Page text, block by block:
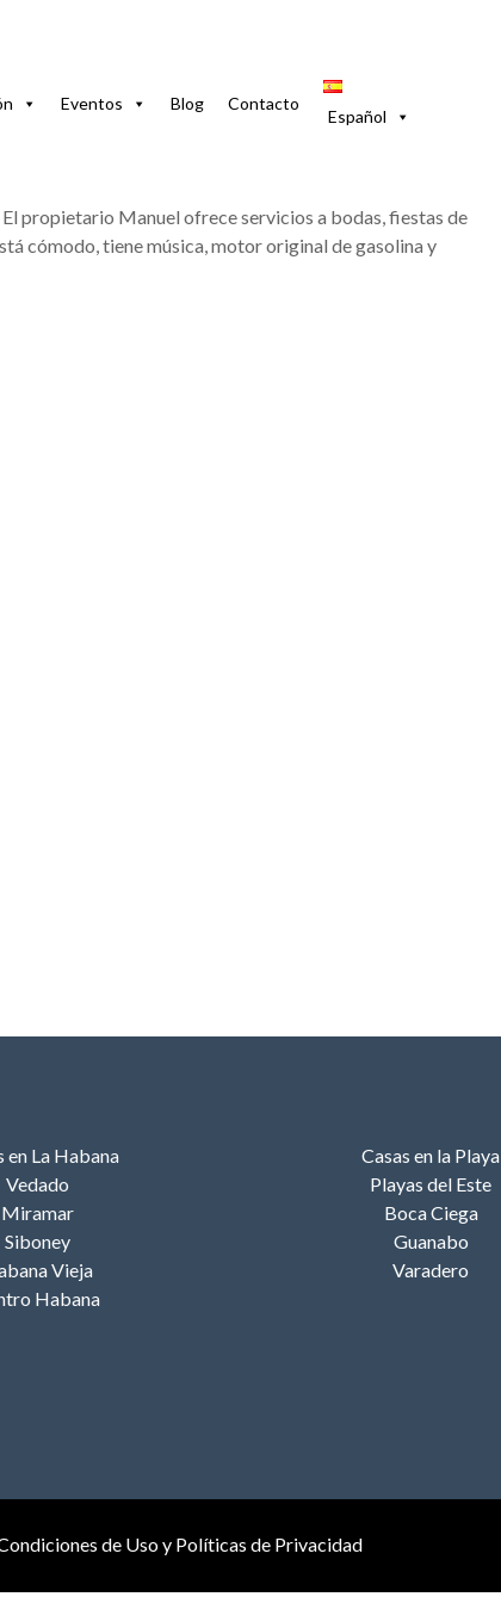
Eventos Blog Contacto
Español
propietario Manuel ofrece servicios a bodas, fiestas de
cómodo, tiene música, motor original de gasolina y
en La Habana
Vedado
Miramar
Siboney
Vieja
Habana
Casas en la Playa
Playas del Este
Boca Ciega
Guanabo
Varadero
de Uso y Políticas de Privacidad